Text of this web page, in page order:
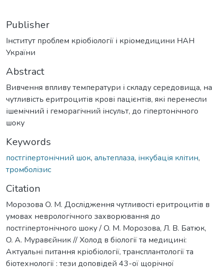
Publisher
Інститут проблем кріобіології і кріомедицини НАН
України
Abstract
Вивчення впливу температури і складу середовища, на
чутливість еритроцитів крові пацієнтів, які перенесли
ішемічний і геморагічний інсульт, до гіпертонічного
шоку
Keywords
постгіпертонічний шок, альтеплаза, інкубація клітин,
тромболізис
Citation
Морозова O. M. Дослідження чутливості еритроцитів в
умовах неврологічного захворювання до
постгіпертонічного шоку / O. M. Морозова, Л. В. Батюк,
O. А. Муравєйник // Холод в біології та медицині:
Актуальні питання кріобіології, трансплантології та
біотехнології : тези доповідей 43-ої щорічної